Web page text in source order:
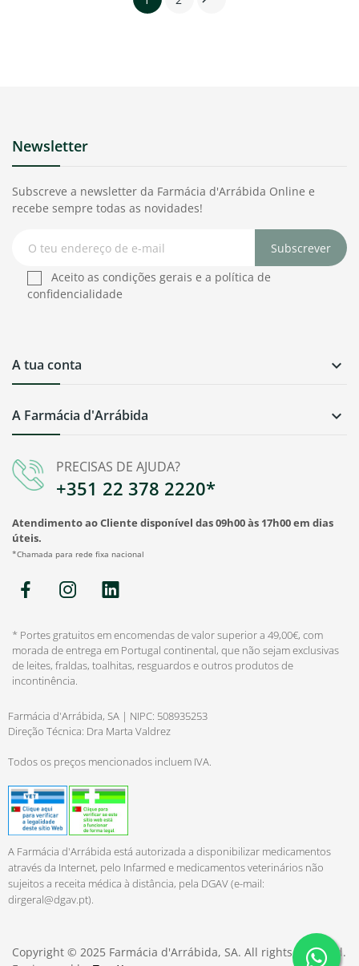
PRECISAS DE AJUDA?
+351 22 378 2220*
Atendimento ao Cliente disponível das 09h00 às 17h00 em dias
úteis.
*Chamada para rede fixa nacional
A Farmácia d'Arrábida 
A tua conta 
Newsletter
Subscreve a newsletter da Farmácia d'Arrábida Online e
recebe sempre todas as novidades!
Subscrever
Aceito as condições gerais e a política de
confidencialidade
* Portes gratuitos em encomendas de valor superior a 49,00€, com
morada de entrega em Portugal continental, que não sejam exclusivas
de leites, fraldas, toalhitas, resguardos e outros produtos de
incontinência.
Farmácia d'Arrábida, SA | NIPC: 508935253
Direção Técnica: Dra Marta Valdrez
Todos os preços mencionados incluem IVA.
A Farmácia d'Arrábida está autorizada a disponibilizar medicamentos
através da Internet, pelo Infarmed e medicamentos veterinários não
sujeitos a receita médica à distância, pela DGAV (e-mail:
dirgeral@dgav.pt).
Copyright © 2025 Farmácia d'Arrábida, SA. All rights reserved.